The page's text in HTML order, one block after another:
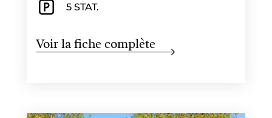
5 STAT.
Voir la fiche complète